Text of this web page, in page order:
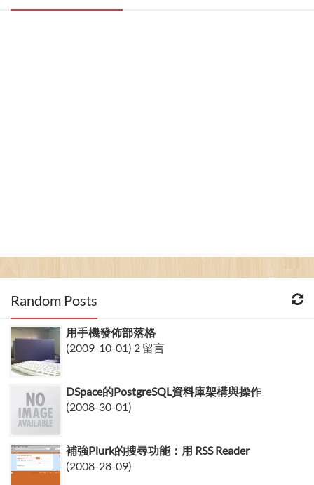
Random Posts
用手機發佈部落格
(2009-10-01) 2 留言
DSpace的PostgreSQL資料庫架構與操作
(2008-30-01)
補強Plurk的搜尋功能：用 RSS Reader
(2008-28-09)